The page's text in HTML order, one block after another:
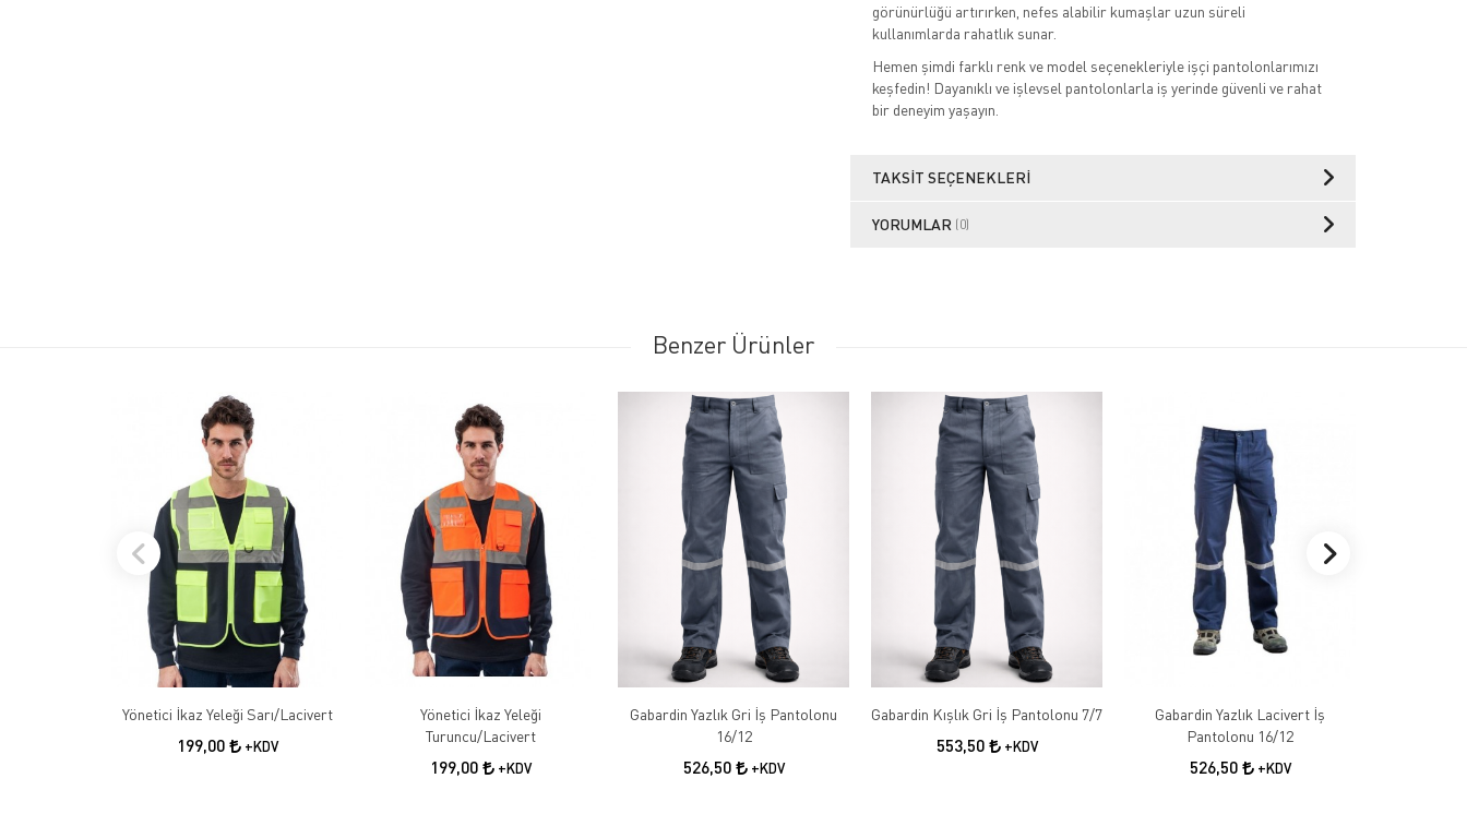
görünürlüğü artırırken, nefes alabilir kumaşlar uzun süreli
kullanımlarda rahatlık sunar.
Hemen şimdi farklı renk ve model seçenekleriyle işçi pantolonlarımızı
keşfedin! Dayanıklı ve işlevsel pantolonlarla iş yerinde güvenli ve rahat
bir deneyim yaşayın.
TAKSIT SEÇENEKLERI
YORUMLAR (0)
Benzer Ürünler
Yönetici İkaz Yeleği Sarı/Lacivert
199,00 +KDV
Yönetici İkaz Yeleği
Turuncu/Lacivert
199,00 +KDV
Gabardin Yazlık Gri İş Pantolonu
16/12
526,50 +KDV
Gabardin Kışlık Gri İş Pantolonu 7/7
553,50 +KDV
Gabardin Yazlık Lacivert İş
Pantolonu 16/12
526,50 +KDV